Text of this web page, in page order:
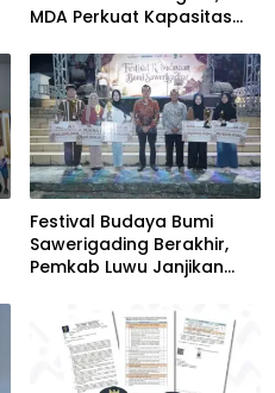
MDA Perkuat Kapasitas
Festival Budaya Bumi
Sawerigading Berakhir,
Pemkab Luwu Janjikan